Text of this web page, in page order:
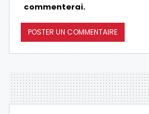
commenterai.